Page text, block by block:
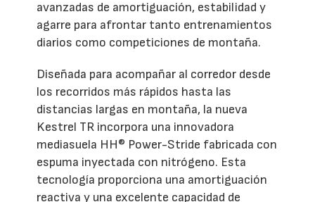
avanzadas de amortiguación, estabilidad y
agarre para afrontar tanto entrenamientos
diarios como competiciones de montaña.
Diseñada para acompañar al corredor desde
los recorridos más rápidos hasta las
distancias largas en montaña, la nueva
Kestrel TR incorpora una innovadora
mediasuela HH® Power-Stride fabricada con
espuma inyectada con nitrógeno. Esta
tecnología proporciona una amortiguación
reactiva y una excelente capacidad de